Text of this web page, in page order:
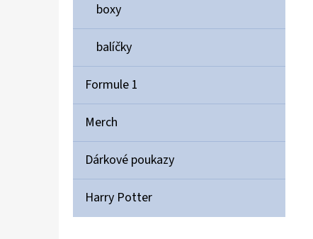
boxy
balíčky
Formule 1
Merch
Dárkové poukazy
Harry Potter